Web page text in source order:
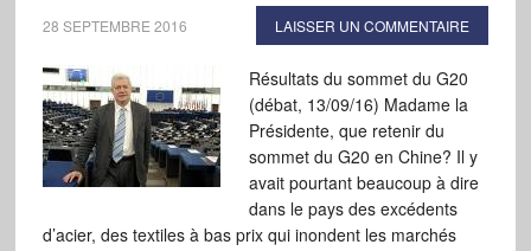
28 SEPTEMBRE 2016 LAISSER UN COMMENTAIRE
Résultats du sommet du G20
(débat, 13/09/16) Madame la
Présidente, que retenir du
sommet du G20 en Chine? Il y
avait pourtant beaucoup à dire
dans le pays des excédents
d’acier, des textiles à bas prix qui inondent les marchés